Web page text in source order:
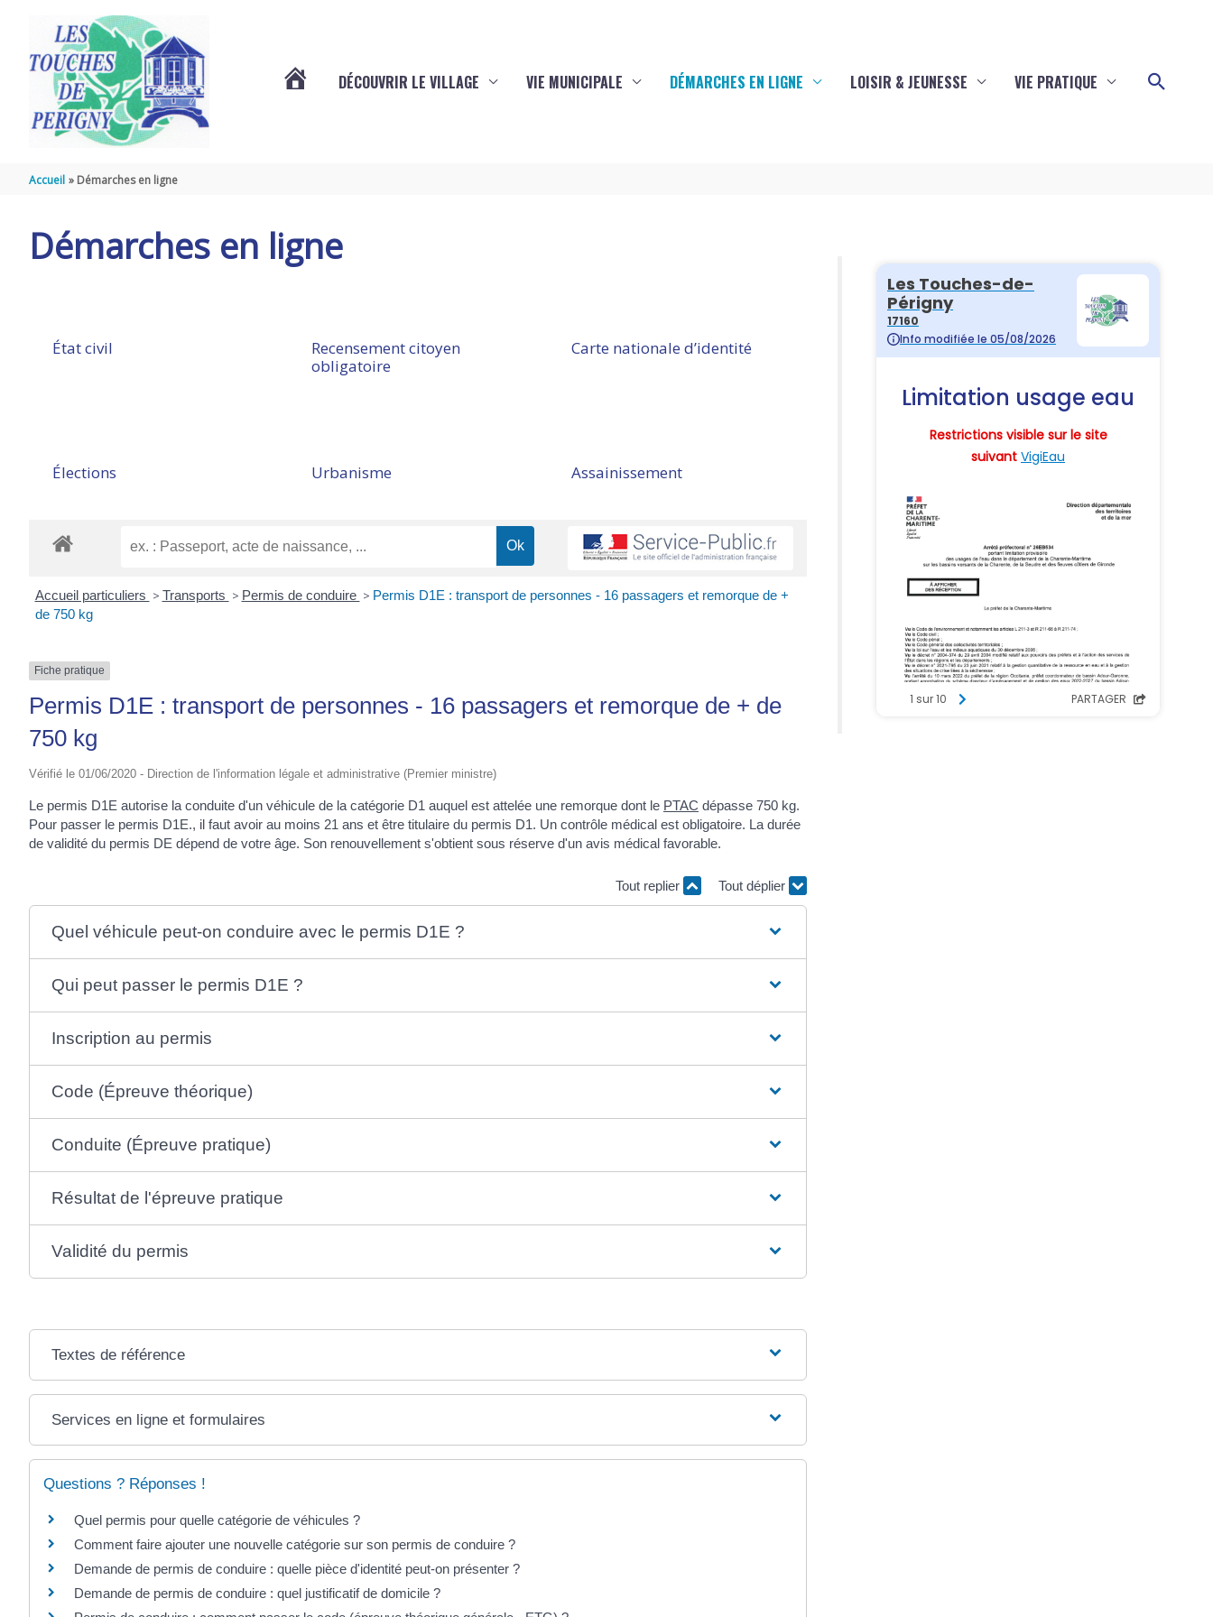
DÉCOUVRIR LE VILLAGE VIE MUNICIPALE DÉMARCHES EN LIGNE LOISIR & JEUNESSE VIE PRATIQUE
Accueil Démarches en ligne
Démarches en ligne
État civil
Recensement citoyen
obligatoire
Carte nationale d’identité
Élections Urbanisme Assainissement
Accueil particuliers > Transports > Permis de conduire > Permis D1E : transport de personnes - 16 passagers et remorque de +
de 750 kg
Fiche pratique
Permis D1E : transport de personnes - 16 passagers et remorque de + de
750 kg
Vérifié le 01/06/2020 - Direction de l'information légale et administrative (Premier ministre)
Le permis D1E autorise la conduite d'un véhicule de la catégorie D1 auquel est attelée une remorque dont le PTAC dépasse 750 kg.
Pour passer le permis D1E., il faut avoir au moins 21 ans et être titulaire du permis D1. Un contrôle médical est obligatoire. La durée
de validité du permis DE dépend de votre âge. Son renouvellement s'obtient sous réserve d'un avis médical favorable.
Tout replier Tout déplier
Quel véhicule peut-on conduire avec le permis D1E ?
Qui peut passer le permis D1E ?
Inscription au permis
Code (Épreuve théorique)
Conduite (Épreuve pratique)
Résultat de l'épreuve pratique
Validité du permis
Textes de référence
Services en ligne et formulaires
Questions ? Réponses !
Quel permis pour quelle catégorie de véhicules ?
Comment faire ajouter une nouvelle catégorie sur son permis de conduire ?
Demande de permis de conduire : quelle pièce d'identité peut-on présenter ?
Demande de permis de conduire : quel justificatif de domicile ?